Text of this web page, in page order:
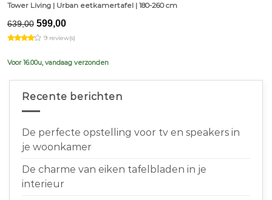
Tower Living | Urban eetkamertafel | 180-260 cm
639,00 Original
price
was:
599,00Current
is:
9 review(s)
Voor 16.00u, vandaag verzonden
Recente berichten
De perfecte opstelling voor tv en speakers in
je woonkamer
De charme van eiken tafelbladen in je
interieur